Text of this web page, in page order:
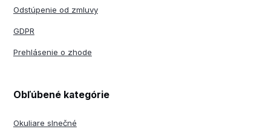
Odstúpenie od zmluvy
GDPR
Prehlásenie o zhode
Obľúbené kategórie
Okuliare slnečné